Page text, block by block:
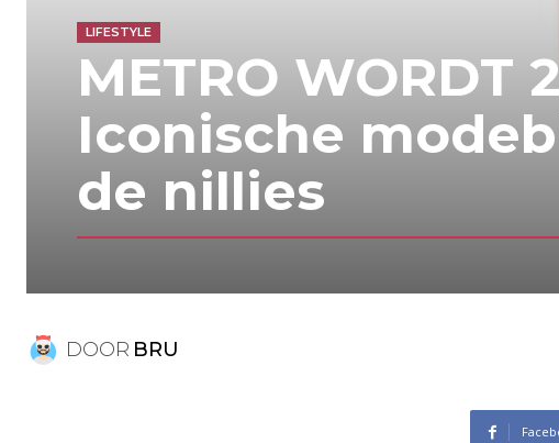
LIFESTYLE
METRO WORDT
Iconische
de nillies
DOOR BRU